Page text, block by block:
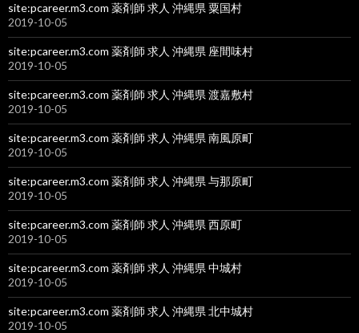
site:pcareer.m3.com 薬剤師 求人 沖縄県 粟国村
2019-10-05
site:pcareer.m3.com 薬剤師 求人 沖縄県 座間味村
2019-10-05
site:pcareer.m3.com 薬剤師 求人 沖縄県 渡嘉敷村
2019-10-05
site:pcareer.m3.com 薬剤師 求人 沖縄県 南風原町
2019-10-05
site:pcareer.m3.com 薬剤師 求人 沖縄県 与那原町
2019-10-05
site:pcareer.m3.com 薬剤師 求人 沖縄県 西原町
2019-10-05
site:pcareer.m3.com 薬剤師 求人 沖縄県 中城村
2019-10-05
site:pcareer.m3.com 薬剤師 求人 沖縄県 北中城村
2019-10-05